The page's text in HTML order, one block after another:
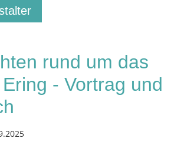
rund um das
- Vortrag und